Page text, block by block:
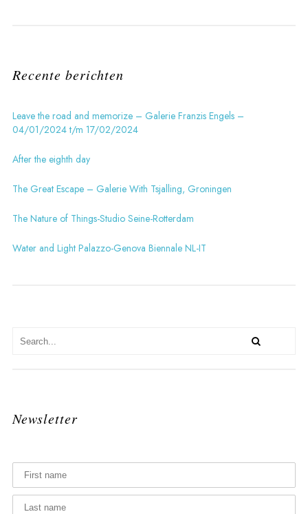
Recente berichten
Leave the road and memorize – Galerie Franzis Engels –
04/01/2024 t/m 17/02/2024
After the eighth day
The Great Escape – Galerie With Tsjalling, Groningen
The Nature of Things-Studio Seine-Rotterdam
Water and Light Palazzo-Genova Biennale NL-IT
Newsletter